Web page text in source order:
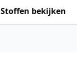
Stoffen bekijken